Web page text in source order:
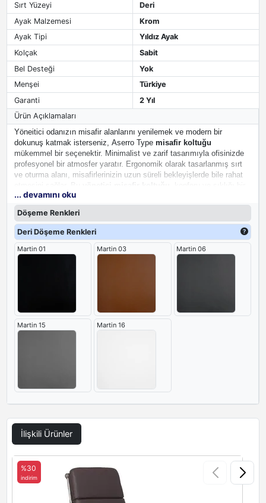
Sırt Yüzeyi
Deri
Ayak Malzemesi
Krom
Ayak Tipi
Yıldız Ayak
Kolçak
Sabit
Bel Desteği
Yok
Menşei
Türkiye
Garanti
2 Yıl
Ürün Açıklamaları
Yöneitici odanızın misafir alanlarını yenilemek ve modern bir
dokunuş katmak isterseniz, Aserro Type misafir koltuğu
mükemmel bir seçenektir. Minimalist ve zarif tasarımıyla ofisinizde
profesyonel bir atmosfer yaratır. Ergonomik olarak tasarlanmış sırt
ve oturma alanı, misafirlerinizin uzun süreli bekleyişlerde bile rahat
arada arayanlar için ideal bir tercihtir.
... devamını oku
Döşeme Renkleri
Deri Döşeme Renkleri
Martin 01 Martin 03 Martin 06
Martin 15 Martin 16
İlişkili Ürünler
%30
indirim